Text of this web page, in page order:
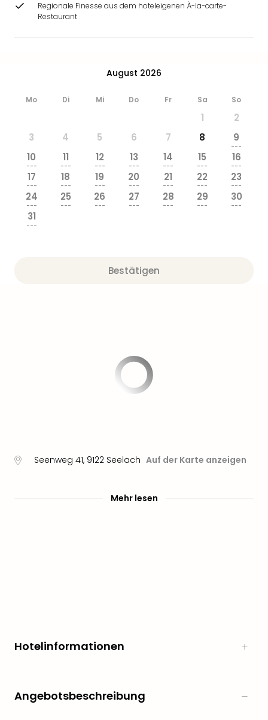
Regionale Finesse aus dem hoteleigenen À-la-carte-
Restaurant
August 2026
Mo Di Mi Do Fr Sa So
1
2
3
4 5 6 7 8 9
---
10
---
11
---
12
---
13
---
14
---
15
---
16
---
17
---
18
---
19
---
20
---
21
---
22
---
23
---
24
---
25
---
26
---
27
---
28
---
29
---
30
---
31
---
Bestätigen
Seenweg 41, 9122 Seelach Auf der Karte anzeigen
Mehr lesen
Hotelinformationen
Angebotsbeschreibung